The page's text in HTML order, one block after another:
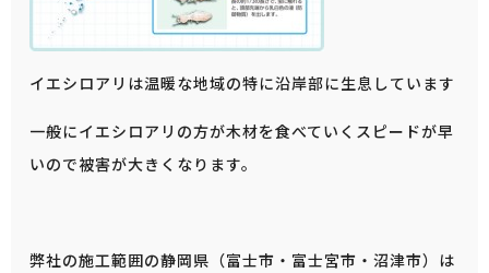
イエシロアリは温暖な地域の特に沿岸部に生息しています
一般にイエシロアリの方が木材を食べていくスピードが早
いので被害が大きくなります。
弊社の施工範囲の静岡県（富士市・富士宮市・沼津市）は